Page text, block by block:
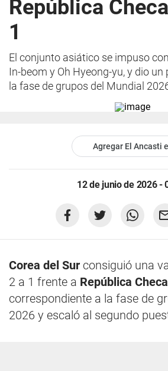
República
1
El conjunto asiático se impuso
In-beom y Oh Hyeong-yu, y dio
la fase de grupos del Mundial
Agregar El Ancasti
12 de junio de 2026 -
Corea del Sur consiguió una
2 a 1 frente a República Checa
correspondiente a la fase de
2026 y escaló al segundo